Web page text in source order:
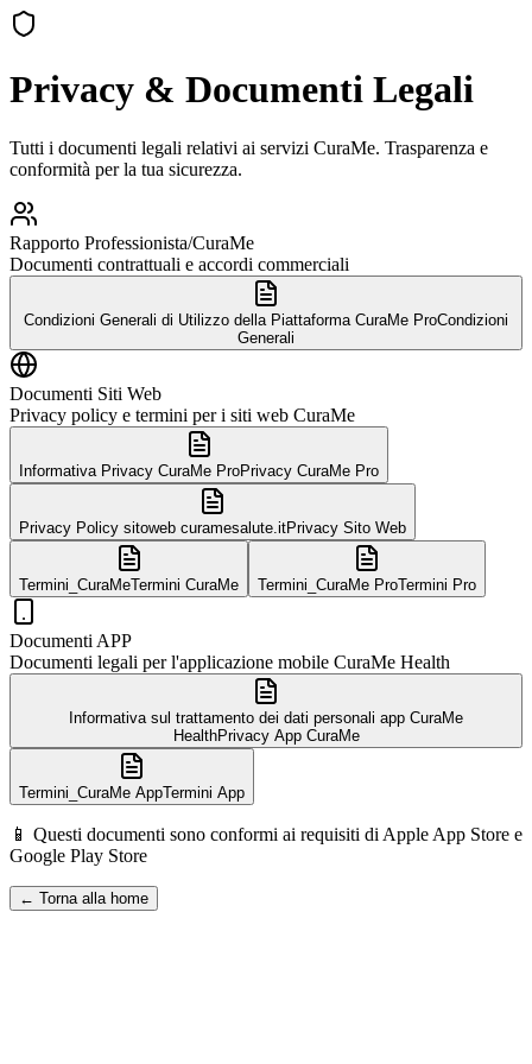
Privacy & Documenti Legali
Tutti i documenti legali relativi ai servizi CuraMe. Trasparenza e
conformità per la tua sicurezza.
Rapporto Professionista/CuraMe
Documenti contrattuali e accordi commerciali
Condizioni Generali di Utilizzo della Piattaforma CuraMe ProCondizioni
Generali
Documenti Siti Web
Privacy policy e termini per i siti web CuraMe
Informativa Privacy CuraMe ProPrivacy CuraMe Pro
Privacy Policy sitoweb curamesalute.itPrivacy Sito Web
Termini_CuraMeTermini CuraMe Termini_CuraMe ProTermini Pro
Documenti APP
Documenti legali per l'applicazione mobile CuraMe Health
Informativa sul trattamento dei dati personali app CuraMe
HealthPrivacy App CuraMe
Termini_CuraMe AppTermini App
📱 Questi documenti sono conformi ai requisiti di Apple App Store e
Google Play Store
← Torna alla home